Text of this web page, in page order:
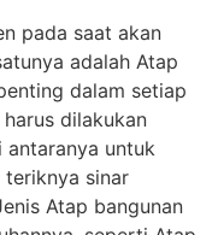
pada saat akan
adalah Atap
dalam setiap
dilakukan
antaranya untuk
teriknya sinar
Atap bangunan